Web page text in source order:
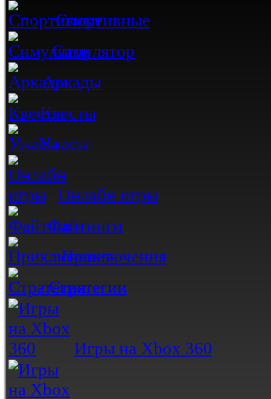
Спортивные
Симулятор
Аркады
Квесты
Ужасы
Онлайн игры
Файтинги
Приключения
Стратегии
Игры на Xbox 360